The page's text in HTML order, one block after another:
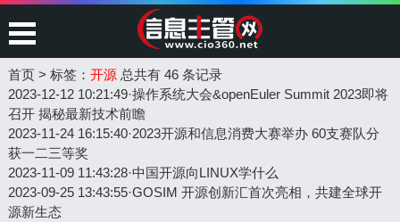
首页> 标签： 开源 总共有 46 条记录
2023-12-12 10:21:49·操作系统大会&openEuler Summit 2023即将
召开 揭秘最新技术前瞻
2023-11-24 16:15:40·2023开源和信息消费大赛举办 60支赛队分
获一二三等奖
2023-11-09 11:43:28·中国开源向LINUX学什么
2023-09-25 13:43:55·GOSIM 开源创新汇首次亮相，共建全球开
源新生态